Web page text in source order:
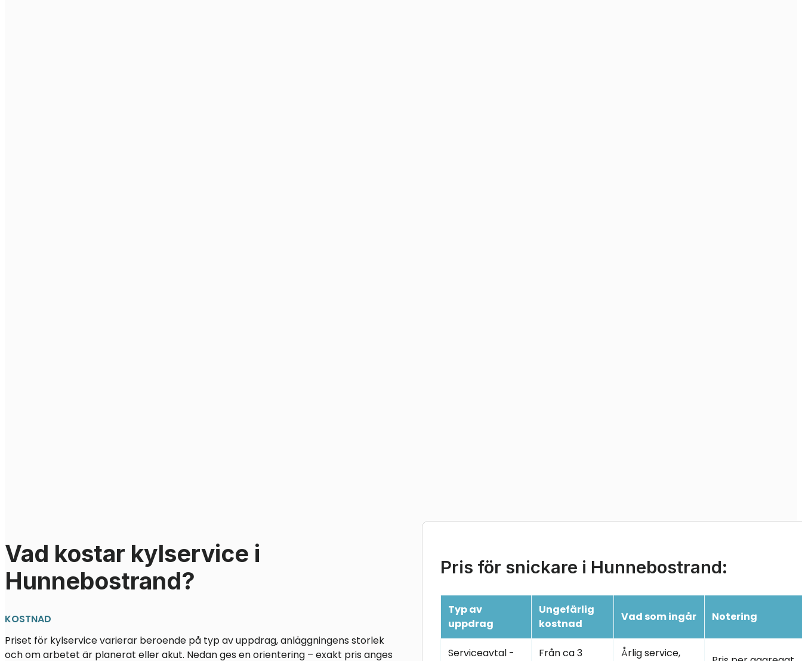
Vad kostar kylservice i
Hunnebostrand?
KOSTNAD
Priset för kylservice varierar beroende på typ av uppdrag, anläggningens storlek
och om arbetet är planerat eller akut. Nedan ges en orientering – exakt pris anges
Pris för snickare i Hunnebostrand:
Typ av
uppdrag
Ungefärlig
kostnad
Vad som ingår Notering
Serviceavtal -
Från ca 3
Årlig service,